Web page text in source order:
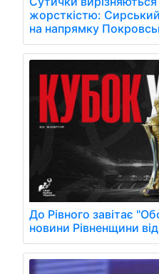
жорсткістю: Сирський
на напрямку
До Рівного завітає
новини Рівненщини